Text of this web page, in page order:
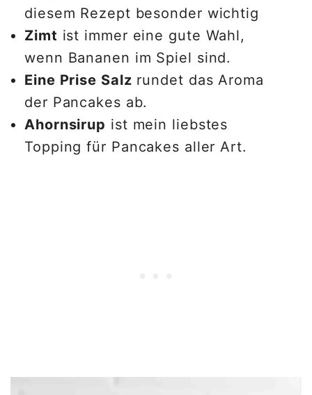
diesem Rezept besonder wichtig
Zimt ist immer eine gute Wahl,
wenn Bananen im Spiel sind.
Eine Prise Salz rundet das Aroma
der Pancakes ab.
Ahornsirup ist mein liebstes
Topping für Pancakes aller Art.